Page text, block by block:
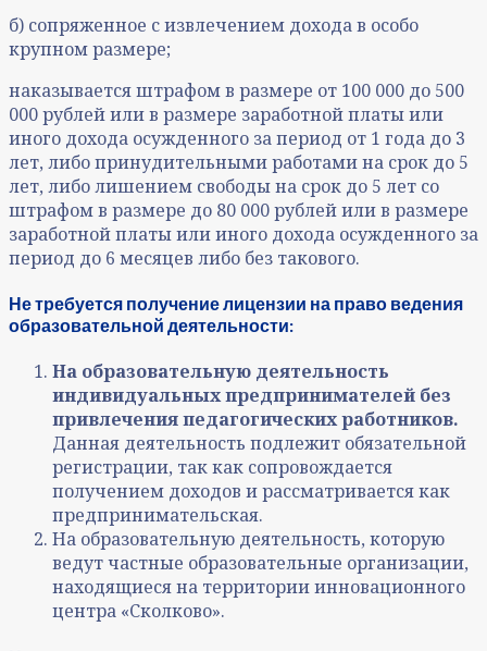
б) сопряженное с извлечением дохода в особо
крупном размере;
наказывается штрафом в размере от 100 000 до 500
000 рублей или в размере заработной платы или
иного дохода осужденного за период от 1 года до 3
лет, либо принудительными работами на срок до 5
лет, либо лишением свободы на срок до 5 лет со
штрафом в размере до 80 000 рублей или в размере
заработной платы или иного дохода осужденного за
период до 6 месяцев либо без такового.
Не требуется получение лицензии на право ведения
образовательной деятельности:
На образовательную деятельность
индивидуальных предпринимателей без
привлечения педагогических работников.
Данная деятельность подлежит обязательной
регистрации, так как сопровождается
получением доходов и рассматривается как
предпринимательская.
На образовательную деятельность, которую
ведут частные образовательные организации,
находящиеся на территории инновационного
центра «Сколково».